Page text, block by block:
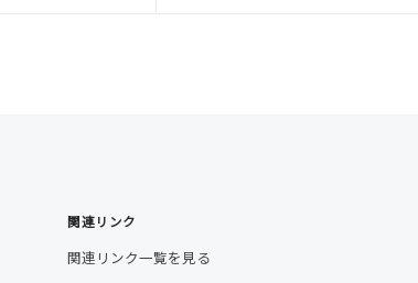
関連リンク
関連リンク一覧を見る